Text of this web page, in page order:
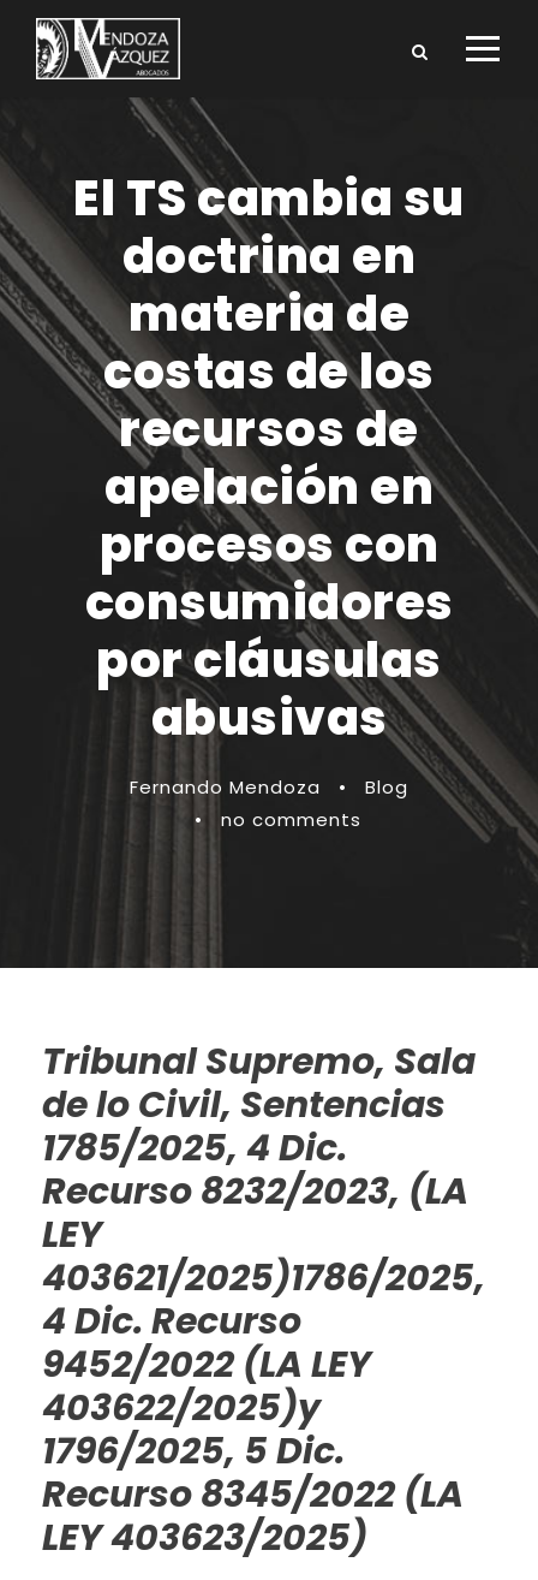
El TS cambia su
doctrina en
materia de
costas de los
recursos de
apelación en
procesos con
consumidores
por cláusulas
abusivas
Fernando Mendoza •
Blog
•
no comments
Tribunal Supremo, Sala
de lo Civil, Sentencias
1785/2025, 4 Dic.
Recurso 8232/2023, (LA
LEY
403621/2025)1786/2025,
4 Dic. Recurso
9452/2022 (LA LEY
403622/2025)y
1796/2025, 5 Dic.
Recurso 8345/2022 (LA
LEY 403623/2025)